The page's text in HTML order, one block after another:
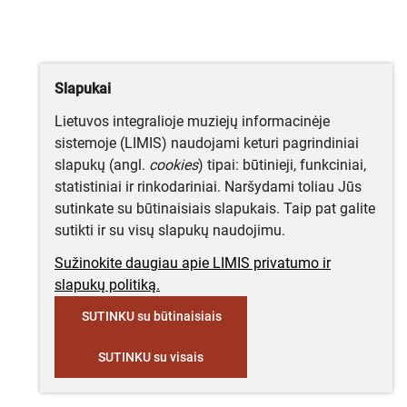
Slapukai
Lietuvos integralioje muziejų informacinėje
sistemoje (LIMIS) naudojami keturi pagrindiniai
slapukų (angl. cookies) tipai: būtinieji, funkciniai,
statistiniai ir rinkodariniai. Naršydami toliau Jūs
sutinkate su būtinaisiais slapukais. Taip pat galite
sutikti ir su visų slapukų naudojimu.
Sužinokite daugiau apie LIMIS privatumo ir
slapukų politiką.
SUTINKU su būtinaisiais
SUTINKU su visais